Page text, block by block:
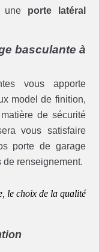
une porte latéral
basculante à
vous apporte
model de finition,
de sécurité
vous satisfaire
porte de garage
renseignement.
le choix de la qualité